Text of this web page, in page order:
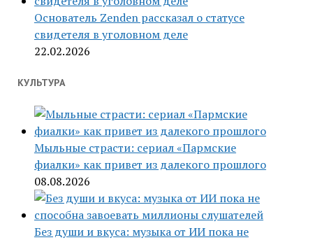
Основатель Zenden рассказал о статусе
свидетеля в уголовном деле
22.02.2026
КУЛЬТУРА
Мыльные страсти: сериал «Пармские
фиалки» как привет из далекого прошлого
08.08.2026
Без души и вкуса: музыка от ИИ пока не